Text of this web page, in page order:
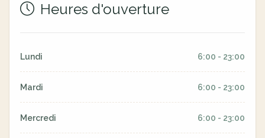
Heures d'ouverture
Lundi 6:00 - 23:00
Mardi 6:00 - 23:00
Mercredi 6:00 - 23:00